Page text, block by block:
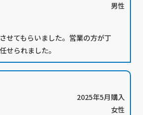
男性
せてもらいました。営業の方が丁
せられました。
2025年5月購入
女性